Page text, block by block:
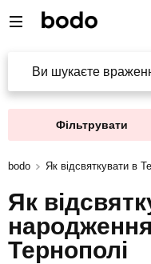
Ви шукаєте
Фільтрувати
bodo Як відсвяткувати в
Як
Тернополі